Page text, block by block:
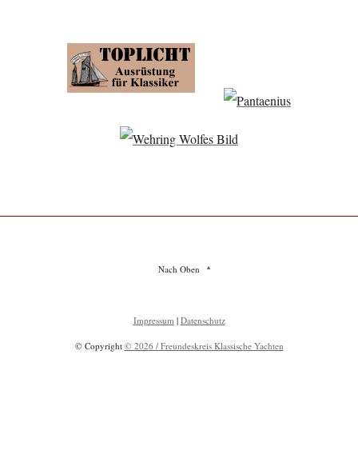
Nach Oben
Impressum | Datenschutz
© Copyright © 2026 / Freundeskreis Klassische Yachten